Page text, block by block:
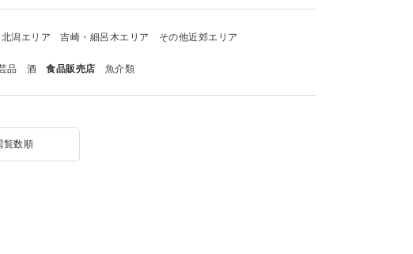
潟エリア 吉崎・細呂木エリア その他近郊エリア
品 酒 食品販売店 魚介類
覧数順